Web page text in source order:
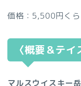
価格：5,500円く
〈概要＆テイ
マルスウイスキー